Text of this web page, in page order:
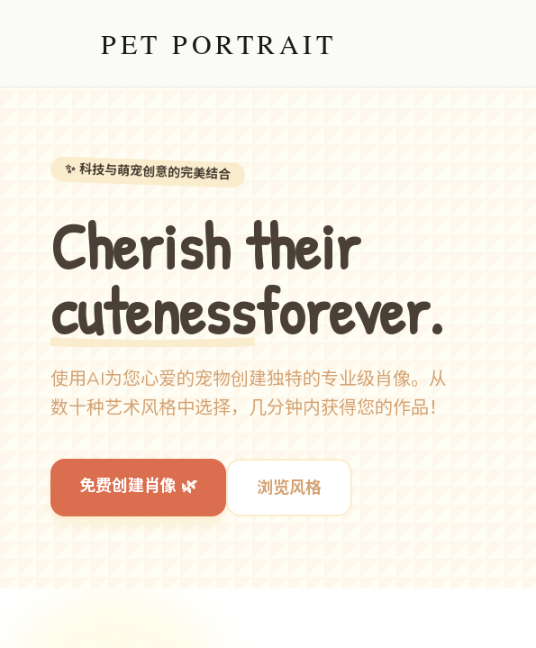
PET PORTRAIT
✨科技与萌宠创意的完美结合
Cherish their
cutenessforever.
使用AI为您心爱的宠物创建独特的专业级肖像。从
数十种艺术风格中选择，几分钟内获得您的作品！
免费创建肖像 🌿 浏览风格